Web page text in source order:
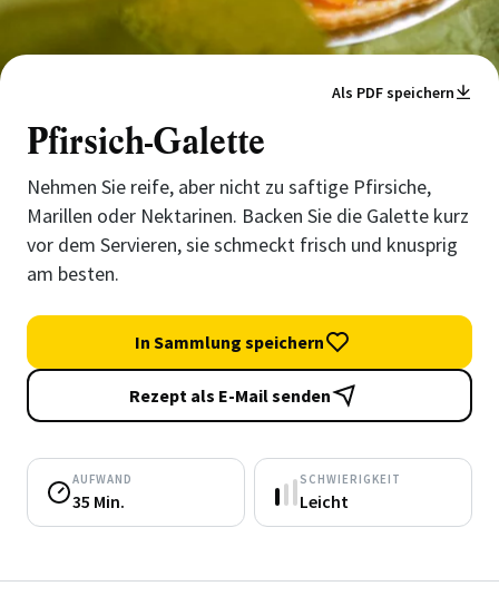
Als PDF speichern
Pfirsich-Galette
Nehmen Sie reife, aber nicht zu saftige Pfirsiche,
Marillen oder Nektarinen. Backen Sie die Galette kurz
vor dem Servieren, sie schmeckt frisch und knusprig
am besten.
In Sammlung speichern
Rezept als E-Mail senden
AUFWAND
35 Min.
SCHWIERIGKEIT
Leicht